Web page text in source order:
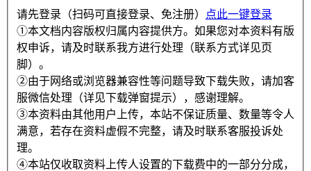
请先登录（扫码可直接登录、免注册）
点此一键登录
①本文档内容版权归属内容提供方。如果您对本资料有版
权申诉，请及时联系我方进行处理（联系方式详见页
脚）。
②由于网络或浏览器兼容性等问题导致下载失败，请加客
服微信处理（详见下载弹窗提示），感谢理解。
③本资料由其他用户上传，本站不保证质量、数量等令人
满意，若存在资料虚假不完整，请及时联系客服投诉处
理。
④本站仅收取资料上传人设置的下载费中的一部分分成，